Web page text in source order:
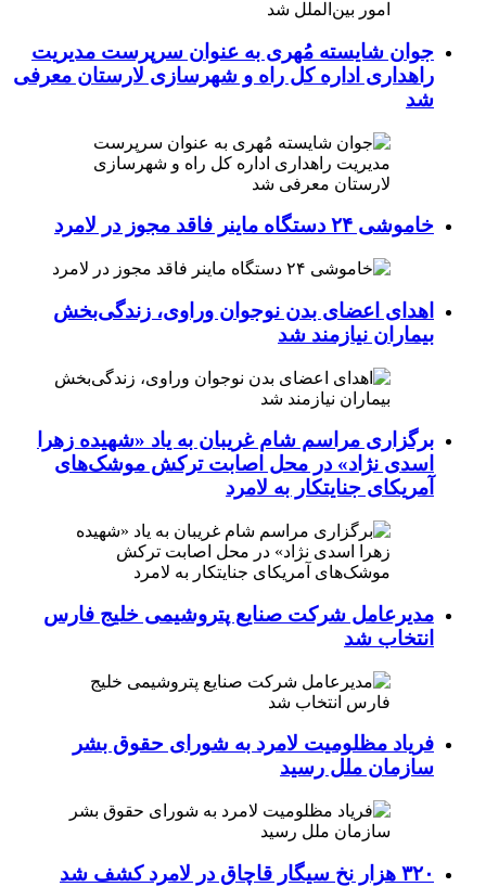
جوان شایسته مُهری به عنوان سرپرست مدیریت
راهداری اداره کل راه و شهرسازی لارستان معرفی
شد
خاموشی ۲۴ دستگاه ماینر فاقد مجوز در لامرد
اهدای اعضای بدن نوجوان وراوی، زندگی‌بخش
بیماران نیازمند شد
برگزاری مراسم شام غریبان به یاد «شهیده زهرا
اسدی نژاد» در محل اصابت ترکش موشک‌های
آمریکای جنایتکار به لامرد
مدیرعامل شرکت صنایع پتروشیمی خلیج فارس
انتخاب شد
فریاد مظلومیت لامرد به شورای حقوق بشر
سازمان ملل رسید
۳۲۰ هزار نخ سیگار قاچاق در لامرد کشف شد